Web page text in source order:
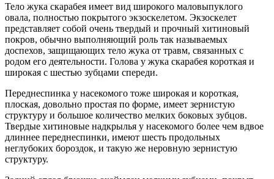
Тело жука скарабея имеет вид широкого маловыпуклого
овала, полностью покрытого экзоскелетом. Экзоскелет
представляет собой очень твердый и прочный хитиновый
покров, обычно выполняющий роль так называемых
доспехов, защищающих тело жука от травм, связанных с
родом его деятельности. Голова у жука скарабея короткая и
широкая с шестью зубцами спереди.
Переднеспинка у насекомого тоже широкая и короткая,
плоская, довольно простая по форме, имеет зернистую
структуру и большое количество мелких боковых зубцов.
Твердые хитиновые надкрылья у насекомого более чем вдвое
длиннее переднеспинки, имеют шесть продольных
неглубоких бороздок, и такую же неровную зернистую
структуру.